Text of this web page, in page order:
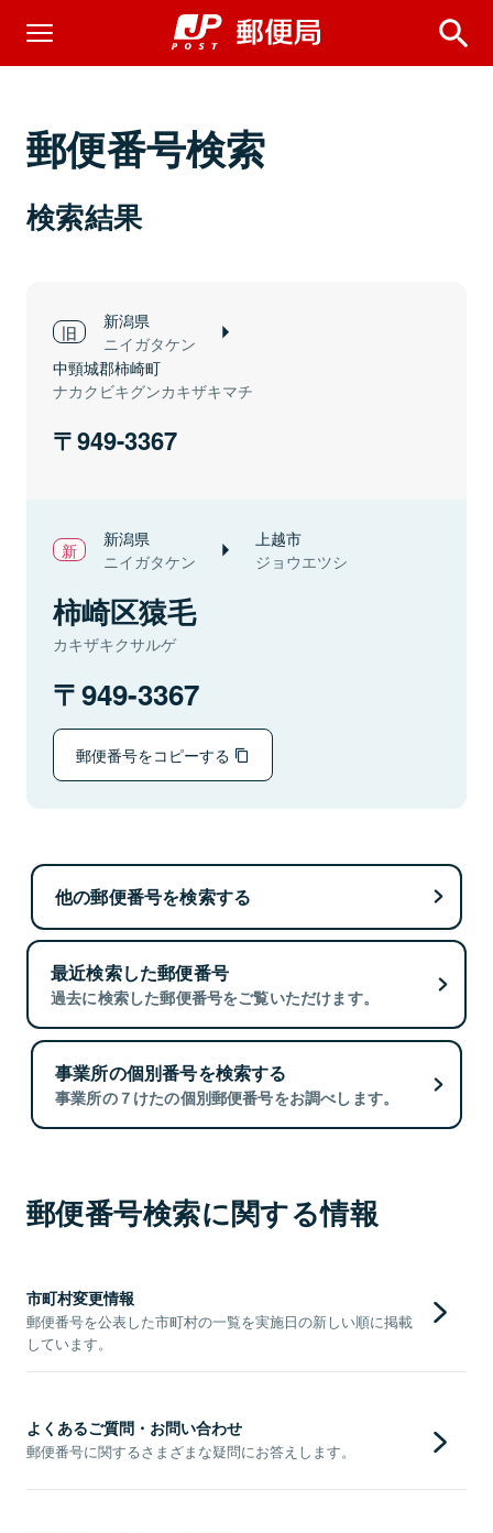
郵便番号検索
検索結果
新潟県
ニイガタケン
中頸城郡柿崎町
ナカクビキグンカキザキマチ
949-3367
新潟県
ニイガタケン
上越市
ジョウエツシ
柿崎区猿毛
カキザキクサルゲ
949-3367
郵便番号をコピーする
他の郵便番号を検索する
最近検索した郵便番号
過去に検索した郵便番号をご覧いただけます。
事業所の個別番号を検索する
事業所の７けたの個別郵便番号をお調べします。
郵便番号検索に関する情報
市町村変更情報
郵便番号を公表した市町村の一覧を実施日の新しい順に掲載
しています。
よくあるご質問・お問い合わせ
郵便番号に関するさまざまな疑問にお答えします。